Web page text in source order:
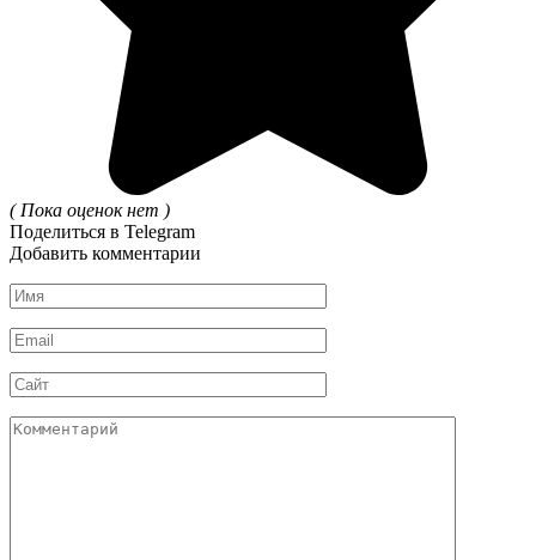
( Пока оценок нет )
Поделиться в Telegram
Добавить комментарии
Имя
*
Email
*
Сайт
Комментарий